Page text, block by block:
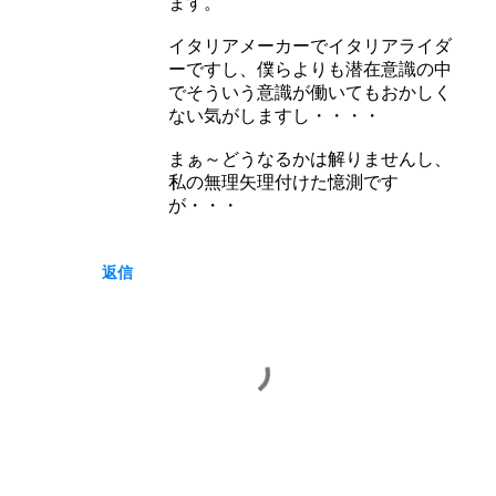
返信
イタリアメーカーでイタリアライダ
ーですし、僕らよりも潜在意識の中
でそういう意識が働いてもおかしく
ない気がしますし・・・・
まぁ～どうなるかは解りませんし、
私の無理矢理付けた憶測です
が・・・